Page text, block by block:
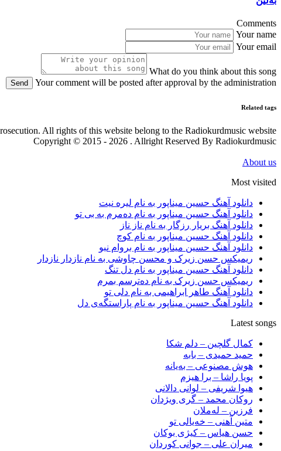
Comments
Your name
Your email
What do you think about this song
Your comment will be posted after approval by the administration
Send
Related tags
All rights of this website belong to the Radiokurdmusic website
Copyright © 2015 - 2026 . Allright Reserved By Radiokurdmusic
About us
Most visited
دانلود آهنگ حسین میناپور به نام لیره نیت
دانلود آهنگ حسین میناپور به نام دەمرم بە بی تو
دانلود آهنگ بریار رزگار به نام ناز ناز
دانلود آهنگ حسین میناپور به نام کوچ
دانلود آهنگ حسین میناپور به نام بروام نبو
ریمیکس حسن زیرک و محسن چاوشی به نام نازدار نازدار
دانلود آهنگ حسین میناپور به نام دل تنگ
ریمیکس حسن زیرک به نام دەترسم بمرم
دانلود آهنگ طاهر ابراهیمی به نام دلی تو
دانلود آهنگ حسین میناپور به نام پاراستگەی دل
Latest songs
کمال گلچین – دلم شکا
حمید حمیدی – بابه
هوش مصنوعی – بەیانە
پویا راشا – برا هیزم
هیوا شریفی – لوانی دالانی
روکان محمد – گری ویژدان
فرزین – لەملان
متین آهنی – خەیالی تو
حسن هیاس – کیژی بوکان
میران علی – جوانی کوردان